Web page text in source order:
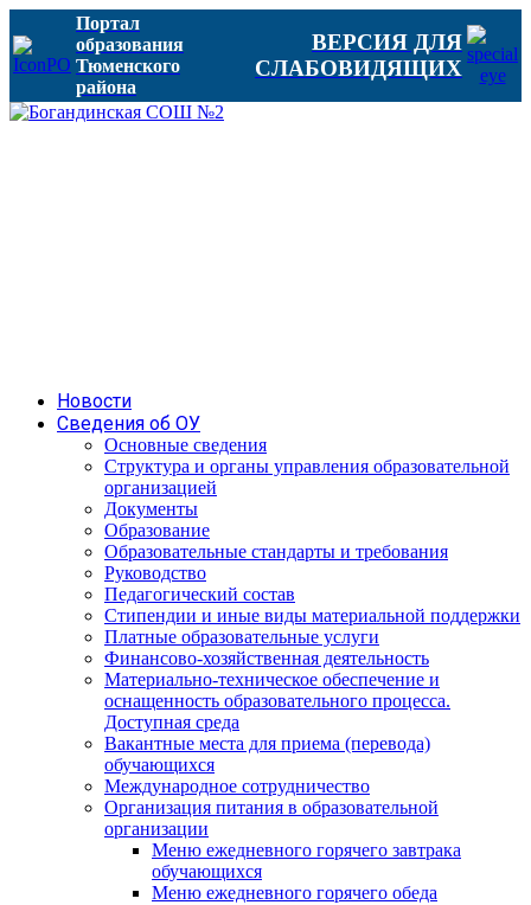
Портал
образования
Тюменского
района
ВЕРСИЯ ДЛЯ
СЛАБОВИДЯЩИХ
Новости
Сведения об ОУ
Основные сведения
Структура и органы управления образовательной
организацией
Документы
Образование
Образовательные стандарты и требования
Руководство
Педагогический состав
Стипендии и иные виды материальной поддержки
Платные образовательные услуги
Финансово-хозяйственная деятельность
Материально-техническое обеспечение и
оснащенность образовательного процесса.
Доступная среда
Вакантные места для приема (перевода)
обучающихся
Международное сотрудничество
Организация питания в образовательной
организации
Меню ежедневного горячего завтрака
обучающихся
Меню ежедневного горячего обеда